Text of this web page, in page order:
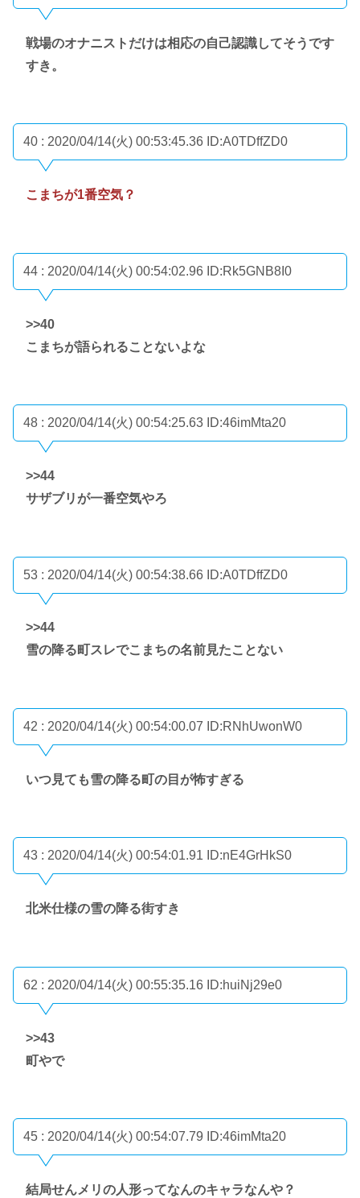
戦場のオナニストだけは相応の自己認識してそうです
すき。
40 : 2020/04/14(火) 00:53:45.36 ID:A0TDffZD0
こまちが1番空気？
44 : 2020/04/14(火) 00:54:02.96 ID:Rk5GNB8I0
>>40
こまちが語られることないよな
48 : 2020/04/14(火) 00:54:25.63 ID:46imMta20
>>44
サザブリが一番空気やろ
53 : 2020/04/14(火) 00:54:38.66 ID:A0TDffZD0
>>44
雪の降る町スレでこまちの名前見たことない
42 : 2020/04/14(火) 00:54:00.07 ID:RNhUwonW0
いつ見ても雪の降る町の目が怖すぎる
43 : 2020/04/14(火) 00:54:01.91 ID:nE4GrHkS0
北米仕様の雪の降る街すき
62 : 2020/04/14(火) 00:55:35.16 ID:huiNj29e0
>>43
町やで
45 : 2020/04/14(火) 00:54:07.79 ID:46imMta20
結局せんメリの人形ってなんのキャラなんや？